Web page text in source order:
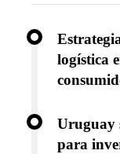
logística
Uruguay
para